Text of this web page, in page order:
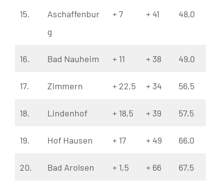
15.
Aschaffenbur
g
+ 7 + 41 48,0
16. Bad Nauheim + 11 + 38 49,0
17. Zimmern + 22,5 + 34 56,5
18. Lindenhof + 18,5 + 39 57,5
19. Hof Hausen + 17 + 49 66,0
20. Bad Arolsen + 1,5 + 66 67,5